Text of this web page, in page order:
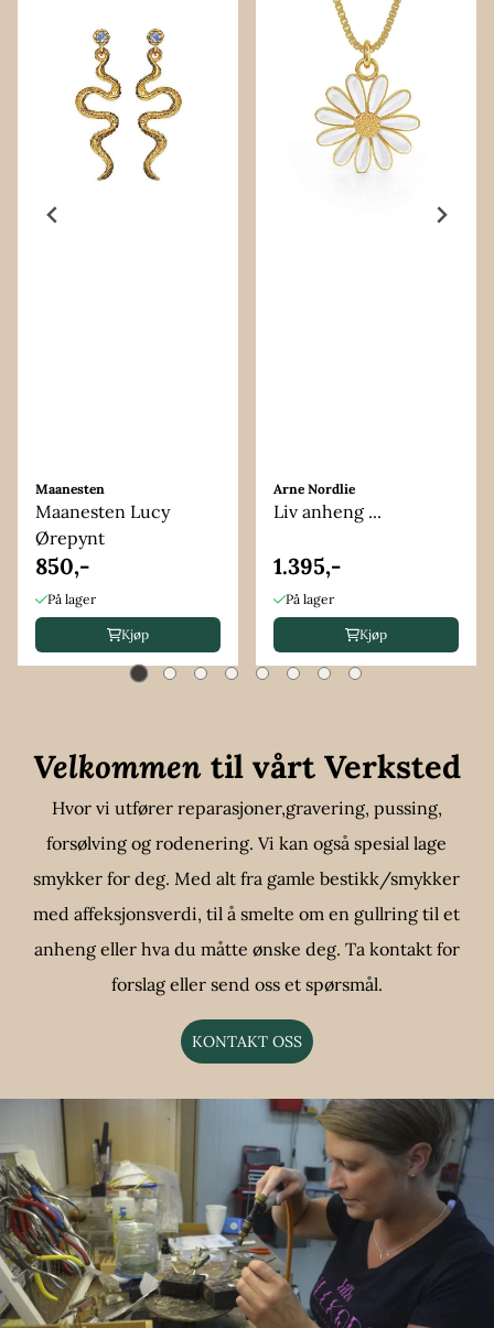
Maanesten
Maanesten Lucy
Ørepynt
850,-
På lager
Kjøp
Arne Nordlie
Liv anheng ...
1.395,-
På lager
Kjøp
Velkommen til vårt Verksted
Hvor vi utfører reparasjoner,gravering, pussing,
forsølving og rodenering. Vi kan også spesial lage
smykker for deg. Med alt fra gamle bestikk/smykker
med affeksjonsverdi, til å smelte om en gullring til et
anheng eller hva du måtte ønske deg. Ta kontakt for
forslag eller send oss et spørsmål.
KONTAKT OSS